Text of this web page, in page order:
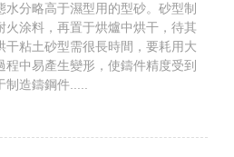
分略高于濕型用的型砂。砂型制
火涂料，再置于烘爐中烘干，待其
干粘土砂型需很長時間，要耗用大
中易產生變形，使鑄件精度受到
制造鑄鋼件.....